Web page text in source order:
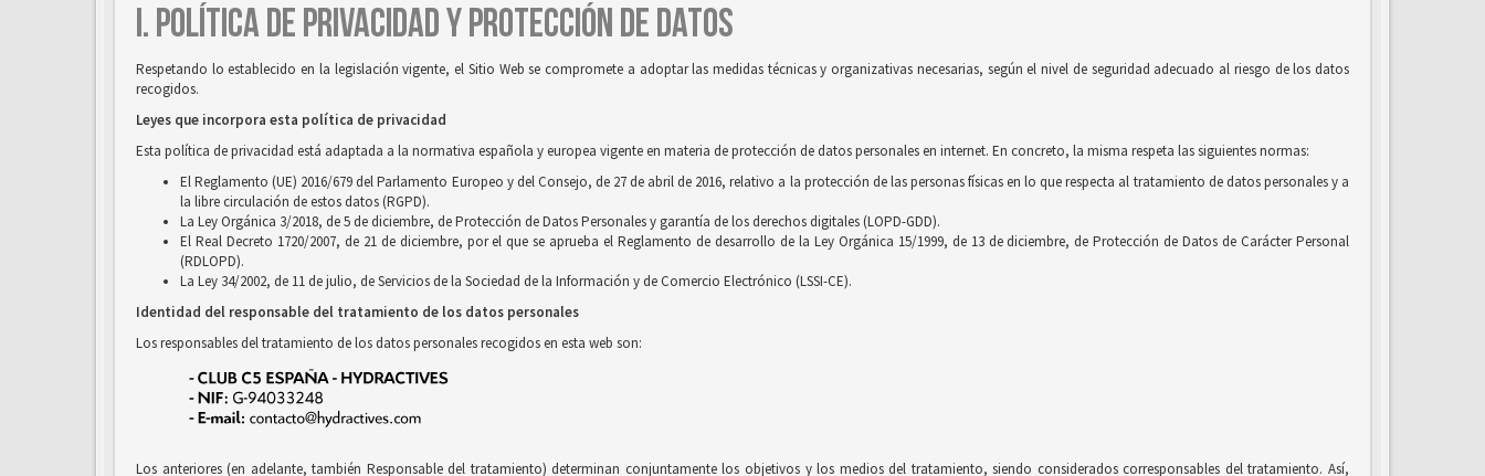
I. POLÍTICA DE PRIVACIDAD Y PROTECCIÓN DE DATOS
Respetando lo establecido en la legislación vigente, el Sitio Web se compromete a adoptar las medidas técnicas y organizativas necesarias, según el nivel de seguridad adecuado al riesgo de los datos
recogidos.
Leyes que incorpora esta política de privacidad
Esta política de privacidad está adaptada a la normativa española y europea vigente en materia de protección de datos personales en internet. En concreto, la misma respeta las siguientes normas:
El Reglamento (UE) 2016/679 del Parlamento Europeo y del Consejo, de 27 de abril de 2016, relativo a la protección de las personas físicas en lo que respecta al tratamiento de datos personales y a
la libre circulación de estos datos (RGPD).
La Ley Orgánica 3/2018, de 5 de diciembre, de Protección de Datos Personales y garantía de los derechos digitales (LOPD-GDD).
El Real Decreto 1720/2007, de 21 de diciembre, por el que se aprueba el Reglamento de desarrollo de la Ley Orgánica 15/1999, de 13 de diciembre, de Protección de Datos de Carácter Personal
(RDLOPD).
La Ley 34/2002, de 11 de julio, de Servicios de la Sociedad de la Información y de Comercio Electrónico (LSSI-CE).
Identidad del responsable del tratamiento de los datos personales
Los responsables del tratamiento de los datos personales recogidos en esta web son:
Los anteriores (en adelante, también Responsable del tratamiento) determinan conjuntamente los objetivos y los medios del tratamiento, siendo considerados corresponsables del tratamiento. Así,